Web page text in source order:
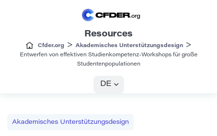
Resources
Cfder.org > Akademisches Unterstützungsdesign>
Entwerfen von effektiven Studienkompetenz-Workshops für große
Studentenpopulationen
DE
Akademisches Unterstützungsdesign